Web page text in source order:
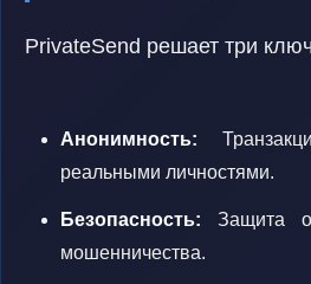
PrivateSend решает три
Анонимность:
реальными личностями.
Безопасность: Защита
мошенничества.